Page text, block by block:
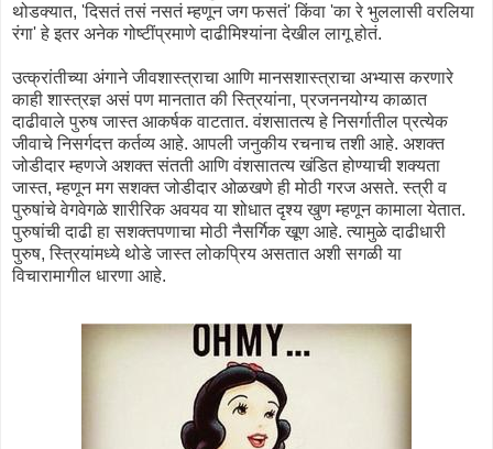
थोडक्यात, 'दिसतं तसं नसतं म्हणून जग फसतं' किंवा 'का रे भुललासी वरलिया
रंगा' हे इतर अनेक गोष्टींप्रमाणे दाढीमिश्यांना देखील लागू होतं.
उत्क्रांतीच्या अंगाने जीवशास्त्राचा आणि मानसशास्त्राचा अभ्यास करणारे
काही शास्त्रज्ञ असं पण मानतात की स्त्रियांना, प्रजननयोग्य काळात
दाढीवाले पुरुष जास्त आकर्षक वाटतात. वंशसातत्य हे निसर्गातील प्रत्येक
जीवाचे निसर्गदत्त कर्तव्य आहे. आपली जनुकीय रचनाच तशी आहे. अशक्त
जोडीदार म्हणजे अशक्त संतती आणि वंशसातत्य खंडित होण्याची शक्यता
जास्त, म्हणून मग सशक्त जोडीदार ओळखणे ही मोठी गरज असते. स्त्री व
पुरुषांचे वेगवेगळे शारीरिक अवयव या शोधात दृश्य खुण म्हणून कामाला येतात.
पुरुषांची दाढी हा सशक्तपणाचा मोठी नैसर्गिक खूण आहे. त्यामुळे दाढीधारी
पुरुष, स्त्रियांमध्ये थोडे जास्त लोकप्रिय असतात अशी सगळी या
विचारामागील धारणा आहे.